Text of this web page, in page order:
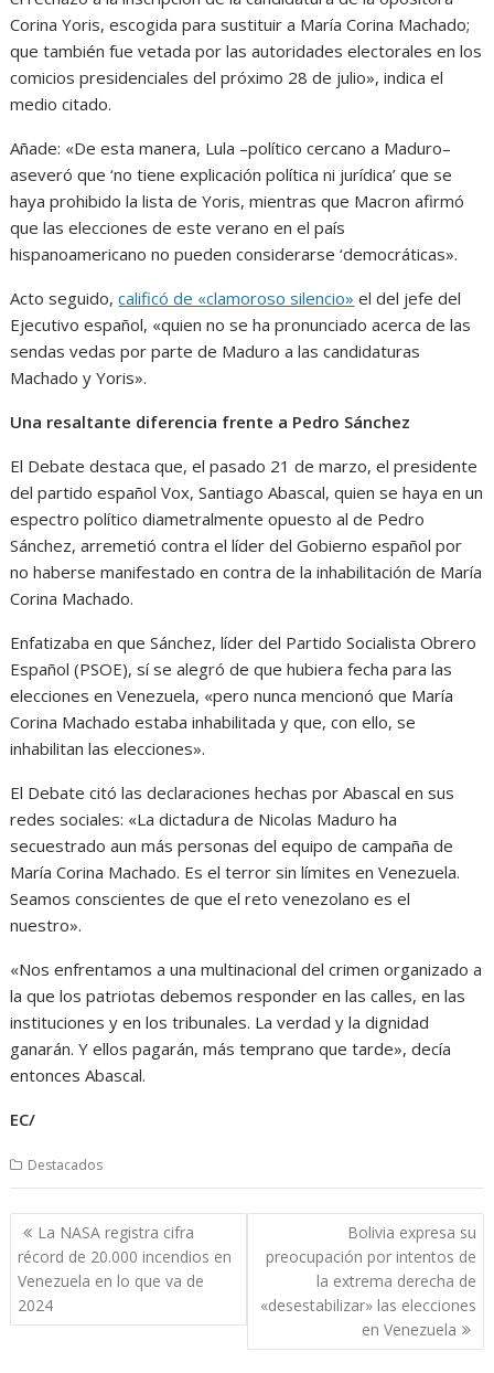
Corina Yoris, escogida para sustituir a María Corina Machado;
que también fue vetada por las autoridades electorales en los
comicios presidenciales del próximo 28 de julio», indica el
medio citado.
Añade: «De esta manera, Lula –político cercano a Maduro–
aseveró que ‘no tiene explicación política ni jurídica’ que se
haya prohibido la lista de Yoris, mientras que Macron afirmó
que las elecciones de este verano en el país
hispanoamericano no pueden considerarse ‘democráticas».
Acto seguido,calificó de «clamoroso silencio» el del jefe del
Ejecutivo español, «quien no se ha pronunciado acerca de las
sendas vedas por parte de Maduro a las candidaturas
Machado y Yoris».
Una resaltante diferencia frente a Pedro Sánchez
El Debate destaca que, el pasado 21 de marzo, el presidente
del partido español Vox, Santiago Abascal, quien se haya en un
espectro político diametralmente opuesto al de Pedro
Sánchez, arremetió contra el líder del Gobierno español por
no haberse manifestado en contra de la inhabilitación de María
Corina Machado.
Enfatizaba en que Sánchez, líder del Partido Socialista Obrero
Español (PSOE), sí se alegró de que hubiera fecha para las
elecciones en Venezuela, «pero nunca mencionó que María
Corina Machado estaba inhabilitada y que, con ello, se
inhabilitan las elecciones».
El Debate citó las declaraciones hechas por Abascal en sus
redes sociales: «La dictadura de Nicolas Maduro ha
secuestrado aun más personas del equipo de campaña de
María Corina Machado. Es el terror sin límites en Venezuela.
Seamos conscientes de que el reto venezolano es el
nuestro».
«Nos enfrentamos a una multinacional del crimen organizado a
la que los patriotas debemos responder en las calles, en las
instituciones y en los tribunales. La verdad y la dignidad
ganarán. Y ellos pagarán, más temprano que tarde», decía
entonces Abascal.
EC/
Destacados
Navegación
de
entradas
La NASA registra cifra
récord de 20.000 incendios en
Venezuela en lo que va de
2024
Bolivia expresa su
preocupación por intentos de
la extrema derecha de
«desestabilizar» las elecciones
en Venezuela